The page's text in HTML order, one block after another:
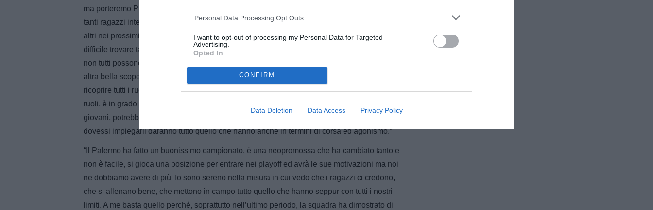
Personal Data Processing Opt Outs
I want to opt-out of processing my Personal Data for Targeted
Advertising.
Opted In
CONFIRM
Data Deletion Data Access Privacy Policy
ma porteremo Puletto e Parravicini. Sono sereno, abbiamo un grande settore giovanile con
tanti ragazzi interessanti, uno è già stato scoperto ed è Contiliano ma ne conosceremo tanti
altri nei prossimi mesi. C’è da fare i complimenti ad Andrea Catellani e al suo staff, perché è
difficile trovare tanta qualità. Ci sono tanti ragazzi promettenti, poi non è facile perché magari
non tutti possono essere pronti ma sono sicuro che il settore giovanile ci regalerà qualche
altra bella scoperta. Entrambi sono giocatori eclettici e possono fare più ruoli: Puletto può
ricoprire tutti i ruoli dell’attacco anche l’esterno, può fare tutto; anche Parravicini può fare più
ruoli, è in grado di giocare a due a tre o fare da sottopunta. Sono ragazzi di 18 anni, sono
giovani, potrebbe essere il loro esordio in uno stadio importante quindi sicuramente se
dovessi impiegarli daranno tutto quello che hanno anche in termini di corsa ed agonismo.”
“Il Palermo ha fatto un buonissimo campionato, è una neopromossa che ha cambiato tanto e
non è facile, si gioca una posizione per entrare nei playoff ed avrà le sue motivazioni ma noi
ne dobbiamo avere di più. Io sono sereno nella misura in cui vedo che i ragazzi ci credono,
che si allenano bene, che mettono in campo tutto quello che hanno seppur con tutti i nostri
limiti. A me basta quello perché, soprattutto nell’ultimo periodo, la squadra ha dimostrato di